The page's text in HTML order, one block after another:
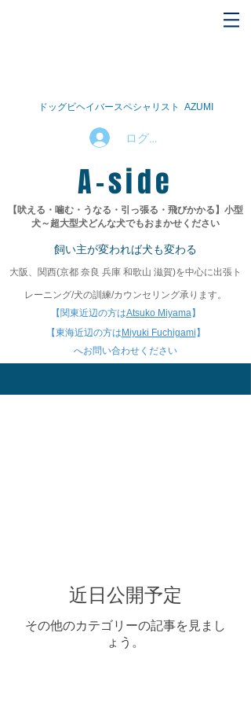
ドッグビヘイバースペシャリスト AZUMI
ログイン
A-side
【吠える・噛む・うなる・引っ張る・飛びかかる】 小型
犬～超大型犬どんな犬でもおまかせください
飼い主が変われば犬も変わる
大阪、関西(京都 奈良 兵庫 和歌山 滋賀)を中心に出張ト
レーニング/犬の訓練/カウンセリング承ります。
【関東近辺の方はAtsuko Miyama】
【東海近辺の方は Miyuki Fuchigami 】​
​へお問い合わせください
近日公開予定
その他のカテゴリーの記事を見まし
ょう。